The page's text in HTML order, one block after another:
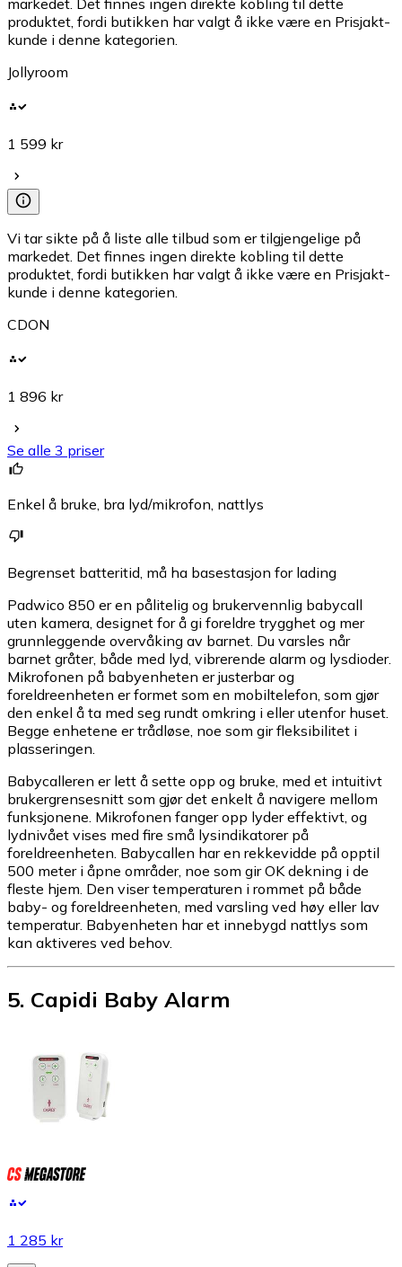
markedet. Det finnes ingen direkte kobling til dette
produktet, fordi butikken har valgt å ikke være en Prisjakt-
kunde i denne kategorien.
Jollyroom
1 599 kr
Vi tar sikte på å liste alle tilbud som er tilgjengelige på
markedet. Det finnes ingen direkte kobling til dette
produktet, fordi butikken har valgt å ikke være en Prisjakt-
kunde i denne kategorien.
CDON
1 896 kr
Se alle 3 priser
Enkel å bruke, bra lyd/mikrofon, nattlys
Begrenset batteritid, må ha basestasjon for lading
Padwico 850 er en pålitelig og brukervennlig babycall
uten kamera, designet for å gi foreldre trygghet og mer
grunnleggende overvåking av barnet. Du varsles når
barnet gråter, både med lyd, vibrerende alarm og lysdioder.
Mikrofonen på babyenheten er justerbar og
foreldreenheten er formet som en mobiltelefon, som gjør
den enkel å ta med seg rundt omkring i eller utenfor huset.
Begge enhetene er trådløse, noe som gir fleksibilitet i
plasseringen.
Babycalleren er lett å sette opp og bruke, med et intuitivt
brukergrensesnitt som gjør det enkelt å navigere mellom
funksjonene. Mikrofonen fanger opp lyder effektivt, og
lydnivået vises med fire små lysindikatorer på
foreldreenheten. Babycallen har en rekkevidde på opptil
500 meter i åpne områder, noe som gir OK dekning i de
fleste hjem. Den viser temperaturen i rommet på både
baby- og foreldreenheten, med varsling ved høy eller lav
temperatur. Babyenheten har et innebygd nattlys som
kan aktiveres ved behov.
5. Capidi Baby Alarm
1 285 kr